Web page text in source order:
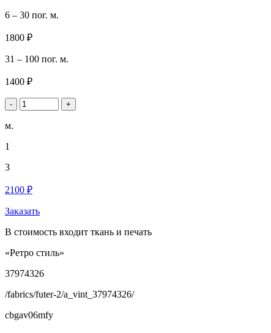
6 – 30 пог. м.
1800 ₽
31 – 100 пог. м.
1400 ₽
- +
м.
1
3
2100 ₽
Заказать
В стоимость входит ткань и печать
«Ретро стиль»
37974326
/fabrics/futer-2/a_vint_37974326/
cbgav06mfy